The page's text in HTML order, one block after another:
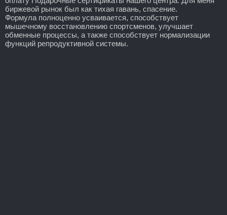
биржевой рынок был как тихая гавань, спасение.
Формула полноценно усваивается, способствует
мышечному восстановлению спортсменов, улучшает
обменные процессы, а также способствует нормализации
функций репродуктивной системы.